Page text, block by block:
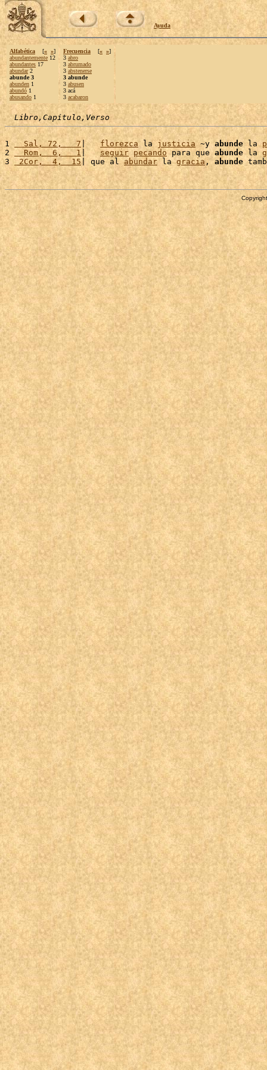
Ayuda
Alfabética [« »]
abundantemente 12
abundantes 17
abundar2
abunde 3
abunden 1
abundó 1
abusando 1
Frecuencia [« »]
3 abro
3 abrumado
3 abstenerse
3 abunde
3 abusen
3 acá
3 acabaron
Libro,Capítulo,Verso
1
  Sal, 72,   7
| florezca la justicia ~y abunde la
2
  Rom,  6,   1
| seguir pecando para que abunde la
3
2Cor,  4,  15| que al abundar la gracia , abunde